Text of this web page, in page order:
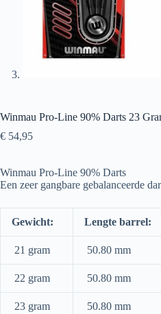
Winmau Pro-Line 90% Darts 23
€ 54,95
Winmau Pro-Line 90% Darts
Een zeer gangbare gebalanceerde
Gewicht: Lengte barrel:
21 gram 50.80 mm
22 gram 50.80 mm
23 gram 50.80 mm